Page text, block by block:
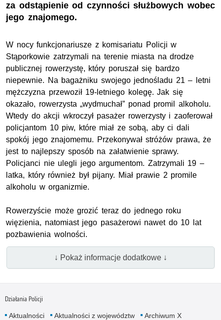
za odstąpienie od czynności służbowych wobec
jego znajomego.
W nocy funkcjonariusze z komisariatu Policji w
Stąporkowie zatrzymali na terenie miasta na drodze
publicznej rowerzystę, który poruszał się bardzo
niepewnie. Na bagażniku swojego jednośladu 21 – letni
mężczyzna przewoził 19-letniego kolegę. Jak się
okazało, rowerzysta „wydmuchał” ponad promil alkoholu.
Wtedy do akcji wkroczył pasażer rowerzysty i zaoferował
policjantom 10 piw, które miał ze sobą, aby ci dali
spokój jego znajomemu. Przekonywał stróżów prawa, że
jest to najlepszy sposób na załatwienie sprawy.
Policjanci nie ulegli jego argumentom. Zatrzymali 19 –
latka, który również był pijany. Miał prawie 2 promile
alkoholu w organizmie.
Rowerzyście może grozić teraz do jednego roku
więzienia, natomiast jego pasażerowi nawet do 10 lat
pozbawienia wolności.
↓ Pokaż informacje dodatkowe ↓
Działania Policji
Aktualności Aktualności z województw
Archiwum X